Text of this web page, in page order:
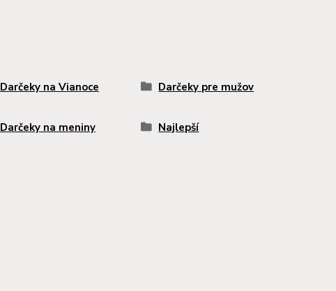
Darčeky na Vianoce Darčeky pre mužov
Darčeky na meniny Najlepší